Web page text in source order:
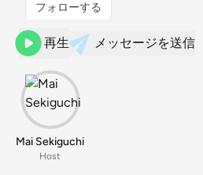
フォローする
再生 メッセージを送信
Mai Sekiguchi
Host